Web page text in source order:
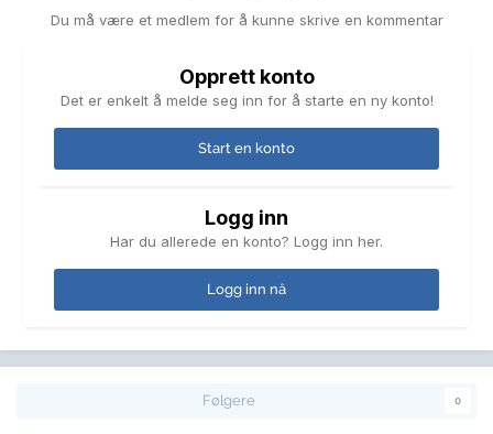
Du må være et medlem for å kunne skrive en kommentar
Opprett konto
Det er enkelt å melde seg inn for å starte en ny konto!
Start en konto
Logg inn
Har du allerede en konto? Logg inn her.
Logg inn nå
Følgere 0